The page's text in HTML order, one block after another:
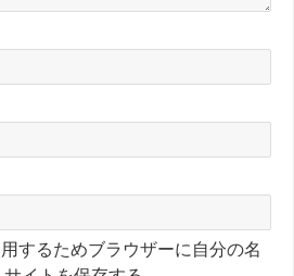
するためブラウザーに自分の名